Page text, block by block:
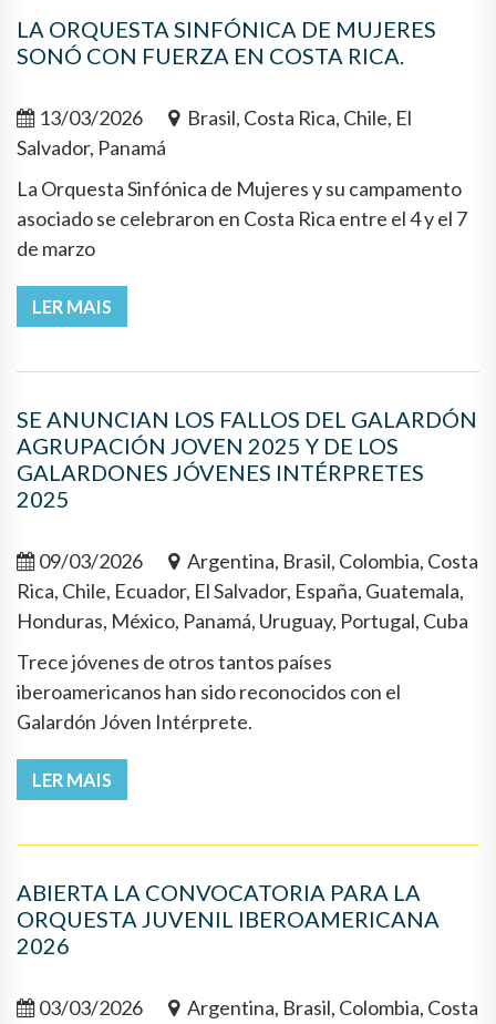
LA ORQUESTA SINFÓNICA DE MUJERES
SONÓ CON FUERZA EN COSTA RICA.
13/03/2026
Brasil, Costa Rica, Chile, El
Salvador, Panamá
La Orquesta Sinfónica de Mujeres y su campamento
asociado se celebraron en Costa Rica entre el 4 y el 7
de marzo
LER MAIS
SE ANUNCIAN LOS FALLOS DEL GALARDÓN
AGRUPACIÓN JOVEN 2025 Y DE LOS
GALARDONES JÓVENES INTÉRPRETES
2025
09/03/2026
Argentina, Brasil, Colombia, Costa
Rica, Chile, Ecuador, El Salvador, España, Guatemala,
Honduras, México, Panamá, Uruguay, Portugal, Cuba
Trece jóvenes de otros tantos países
iberoamericanos han sido reconocidos con el
Galardón Jóven Intérprete.
LER MAIS
ABIERTA LA CONVOCATORIA PARA LA
ORQUESTA JUVENIL IBEROAMERICANA
2026
03/03/2026
Argentina, Brasil, Colombia, Costa